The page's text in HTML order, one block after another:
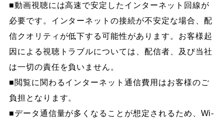
■動画視聴には高速で安定したインターネット回線が
必要です。インターネットの接続が不安定な場合、配
信クオリティが低下する可能性があります。お客様起
因による視聴トラブルについては、配信者、及び当社
は一切の責任を負いません。
■閲覧に関わるインターネット通信費用はお客様のご
負担となります。
■データ通信量が多くなることが想定されるため、Wi-